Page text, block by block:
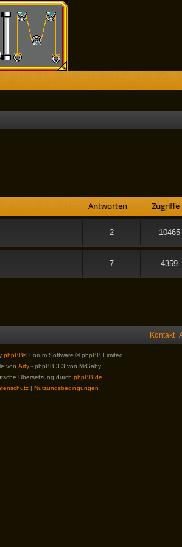
Antworten Zugriffe
2 10465
7 4359
Kontakt
phpBB® Forum Software © phpBB Limited
von Arty - phpBB 3.3 von MrGaby
Übersetzung durch phpBB.de
| Nutzungsbedingungen